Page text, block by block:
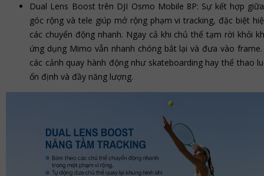
Dual Lens Boost trên DJI Osmo Mobile 8P: Sự kết hợp
góc rộng và tele giúp mở rộng phạm vi tracking, đặc biệt
các chuyển động nhanh. Ngay cả khi chủ thể tạm rời khỏi
ứng dụng Mimo vẫn nhanh chóng bắt lại và đưa vào
các cảnh quay hành động như skateboarding hay thể thao
ổn định và đầy năng lượng.